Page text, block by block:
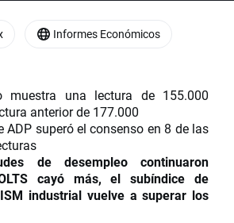
muestra una lectura de 155.000
anterior de 177.000
ADP superó el consenso en 8 de las
de desempleo continuaron
cayó más, el subíndice de
industrial vuelve a superar los
Informes Económicos